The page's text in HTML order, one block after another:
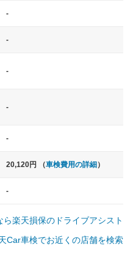
ア、セレナ、プリウス、カロー
、ステップワゴン など
-
-
-
-
-
20,120円 （車検費用の詳細）
-
ら楽天損保のドライブアシスト
Car車検でお近くの店舗を検索